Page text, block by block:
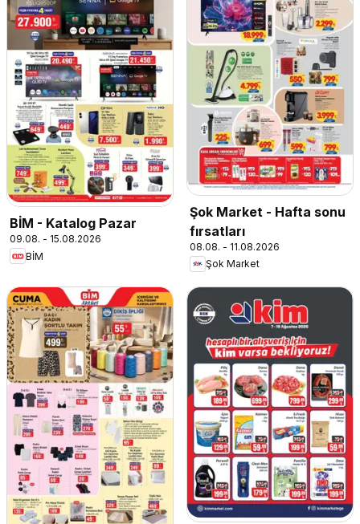
BİM - Katalog Pazar
09.08. - 15.08.2026
BİM
Şok Market - Hafta sonu
fırsatları
08.08. - 11.08.2026
Şok Market